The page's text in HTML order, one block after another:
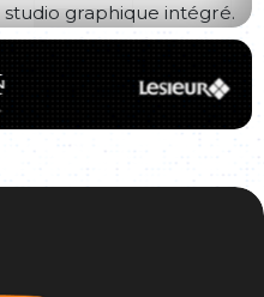
graphique intégré.